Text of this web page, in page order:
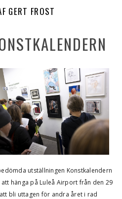
GERT FROST
utställningen Konstkalendern
hänga på Luleå Airport från den 29
bli uttagen för andra året i rad